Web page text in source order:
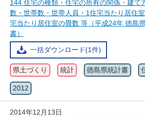
144 住宅の種類・住宅の所有の関係・建て
数・世帯数・世帯人員・1住宅当たり居住
宅当たり居住室の畳数 等（平成24年 徳島
書）
一括ダウンロード(1件)
県土づくり 統計 徳島県統計書
2012
2014年12月13日